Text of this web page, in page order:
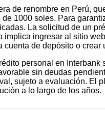
de renombre en Perú,
1000 soles. Para
La solicitud de un
implica ingresar al sitio
cuenta de depósito o crear
personal en
sin deudas
sujeto a evaluación. El
a lo largo de los años.